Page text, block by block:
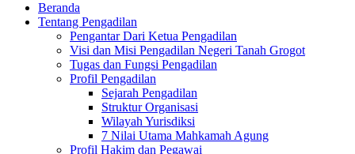
Beranda
Tentang Pengadilan
Pengantar Dari Ketua Pengadilan
Visi dan Misi Pengadilan Negeri Tanah Grogot
Tugas dan Fungsi Pengadilan
Profil Pengadilan
Sejarah Pengadilan
Struktur Organisasi
Wilayah Yurisdiksi
7 Nilai Utama Mahkamah Agung
Profil Hakim dan Pegawai